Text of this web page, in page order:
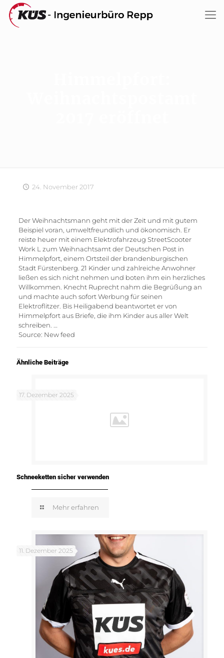
24. November 2017
Der Weihnachtsmann geht mit der Zeit und mit gutem
Beispiel voran, umweltfreundlich und ökonomisch. Er
reiste heuer mit einem Elektrofahrzeug StreetScooter
Work L zum Weihnachtsamt der Deutschen Post in
Himmelpfort, einem Ortsteil der brandenburgischen
Stadt Fürstenberg. 21 Kinder und zahlreiche Anwohner
ließen es sich nicht nehmen und boten ihm ein herzliches
Willkommen. Knecht Ruprecht nahm die Begrüßung an
und machte auch sofort Werbung für seinen
Elektroflitzer. Bis Heiligabend beantwortet er von
Himmelpfort aus Briefe, die ihm Kinder aus aller Welt
schreiben. …
Source: New feed
Ähnliche Beiträge
17. Dezember 2025
Schneeketten sicher verwenden
Mehr erfahren
11. Dezember 2025